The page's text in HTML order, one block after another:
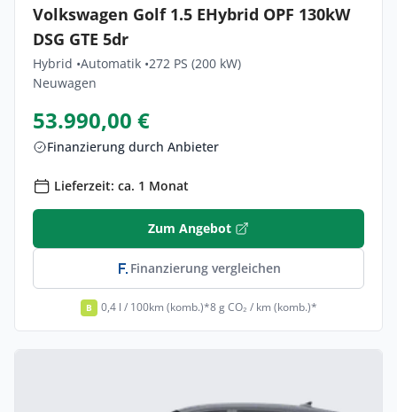
Volkswagen Golf 1.5 EHybrid OPF 130kW
DSG GTE 5dr
Hybrid •Automatik •272 PS (200 kW)
Neuwagen
53.990,00 €
Finanzierung durch Anbieter
Lieferzeit: ca. 1 Monat
Zum Angebot
Finanzierung vergleichen
B 0,4 l / 100km (komb.)*8 g CO₂ / km (komb.)*